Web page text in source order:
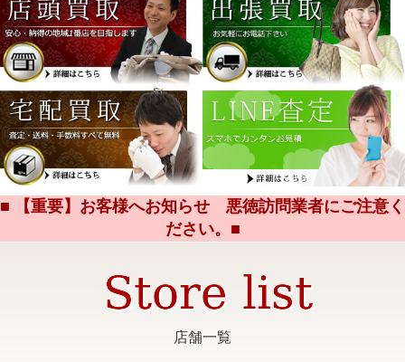
■ 【重要】お客様へお知らせ 悪徳訪問業者にご注意く
ださい。■
店舗一覧